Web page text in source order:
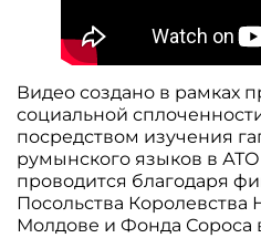
Видео создано в рамках
социальной
посредством изучения
румынского языков в АТО
проводится благодаря
Посольства Королевства
Молдове и Фонда Сороса